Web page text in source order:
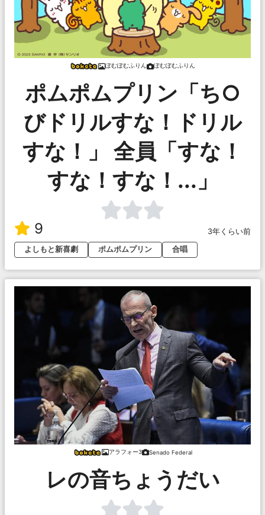
ぽむぽむふりん ぽむぽむふりん
ポムポムプリン「ち○
びドリルすな！ドリル
すな！」 全員「すな！
すな！すな！...」
9
3年くらい前
よしもと新喜劇
ポムポムプリン 合唱
アラフォー3 Senado Federal
レの音ちょうだい